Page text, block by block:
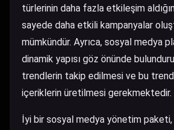
türlerinin daha fazla etkileşim
sayede daha etkili kampanyalar
mümkündür. Ayrıca, sosyal medya
dinamik yapısı göz önünde
trendlerin takip edilmesi ve bu
içeriklerin üretilmesi gerekmektedir.
İyi bir sosyal medya yönetim paketi,